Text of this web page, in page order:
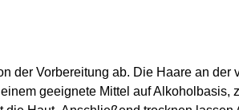
der Vorbereitung ab. Die Haare an der
geeignete Mittel auf Alkoholbasis,